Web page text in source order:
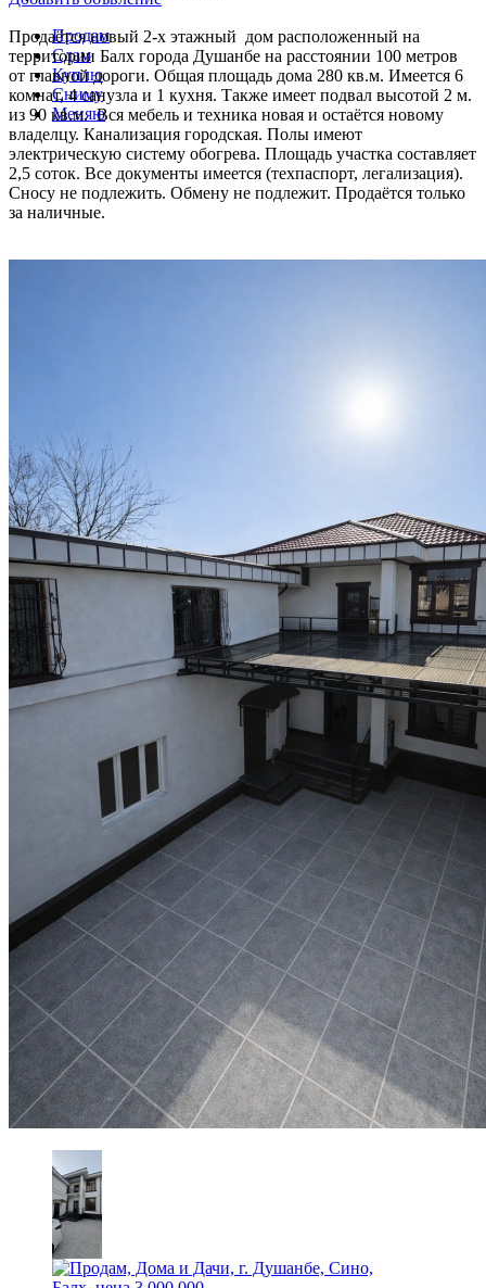
Продам
Сдам
Куплю
Сниму
Меняю
Продаётся новый 2-х этажный дом расположенный на
территории Балх города Душанбе на расстоянии 100 метров
от главной дороги. Общая площадь дома 280 кв.м. Имеется 6
комнат, 4 санузла и 1 кухня. Также имеет подвал высотой 2 м.
из 90 кв.м. Вся мебель и техника новая и остаётся новому
владелцу. Канализация городская. Полы имеют
электрическую систему обогрева. Площадь участка составляет
2,5 соток. Все документы имеется (техпаспорт, легализация).
Сносу не подлежить. Обмену не подлежит. Продаётся только
за наличные.